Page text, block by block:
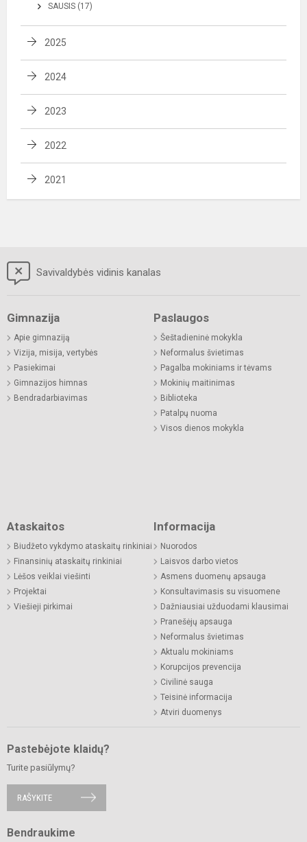
SAUSIS (17)
2025
2024
2023
2022
2021
Savivaldybės vidinis kanalas
Gimnazija
Apie gimnaziją
Vizija, misija, vertybės
Pasiekimai
Gimnazijos himnas
Bendradarbiavimas
Paslaugos
Šeštadieninė mokykla
Neformalus švietimas
Pagalba mokiniams ir tėvams
Mokinių maitinimas
Biblioteka
Patalpų nuoma
Visos dienos mokykla
Ataskaitos
Biudžeto vykdymo ataskaitų rinkiniai
Finansinių ataskaitų rinkiniai
Lėšos veiklai viešinti
Projektai
Viešieji pirkimai
Informacija
Nuorodos
Laisvos darbo vietos
Asmens duomenų apsauga
Konsultavimasis su visuomene
Dažniausiai užduodami klausimai
Pranešėjų apsauga
Neformalus švietimas
Aktualu mokiniams
Korupcijos prevencija
Civilinė sauga
Teisinė informacija
Atviri duomenys
Pastebėjote klaidų?
Turite pasiūlymų?
RAŠYKITE
Bendraukime